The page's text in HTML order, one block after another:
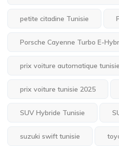
petite citadine Tunisie
Porsche Cayenne Turbo E-
prix voiture automatique tunisie
prix voiture tunisie 2025
SUV Hybride Tunisie
suzuki swift tunisie